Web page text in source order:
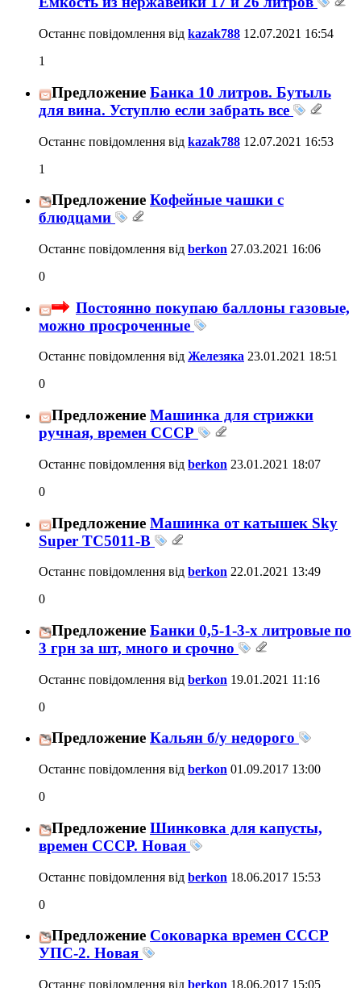
Останнє повідомлення від kazak788 12.07.2021 16:54
1
Предложение Банка 10 литров. Бутыль
для вина. Уступлю если забрать все
Останнє повідомлення від kazak788 12.07.2021 16:53
1
Предложение Кофейные чашки с
блюдцами
Останнє повідомлення від berkon 27.03.2021 16:06
0
Постоянно покупаю баллоны газовые,
можно просроченные
Останнє повідомлення від Железяка 23.01.2021 18:51
0
Предложение Машинка для стрижки
ручная, времен СССР
Останнє повідомлення від berkon 23.01.2021 18:07
0
Предложение Машинка от катышек Sky
Super TC5011-B
Останнє повідомлення від berkon 22.01.2021 13:49
0
Предложение Банки 0,5-1-3-х литровые по
3 грн за шт, много и срочно
Останнє повідомлення від berkon 19.01.2021 11:16
0
Предложение Кальян б/у недорого
Останнє повідомлення від berkon 01.09.2017 13:00
0
Предложение Шинковка для капусты,
времен СССР. Новая
Останнє повідомлення від berkon 18.06.2017 15:53
0
Предложение Соковарка времен СССР
УПС-2. Новая
Останнє повідомлення від berkon 18.06.2017 15:05